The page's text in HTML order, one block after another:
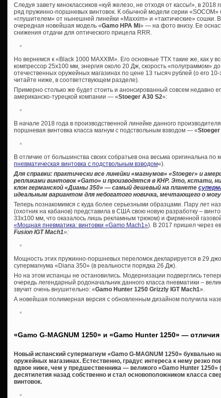
Следуя завету киноклассиков «куй железо, не отходя от кассы!», в
ряд пружинно-поршневых винтовок. К обычной модели серии «SOCOM»
«глушителем» от нынешней линейки «Maxxim» и «тактические» сошки.
очередная новейшая модель «Gamo HPA Mi» — на фото внизу. Ее
снижения отдачи для оптического прицела RRR.
Но вернемся к «Black 1000 MAXXIM». Его основные ТТХ такие же, как у
компрессор 25х100 мм, энергия около 20 Дж, скорость «полуграммом»
отечественных оружейных магазинах по цене 13 тысяч рублей (о его
читайте ниже, в соответствующем разделе).
Примерно столько же будет стоить и анонсированный совсем недавно
американско-турецкой компании — «Stoeger A30 S2«:
В начале 2018 года в производственной линейке данного
поршневая винтовка класса магнум с подствольным взводом — «Stoeger
В отличие от большинства своих собратьев она весьма оригинальна по
пневматическая винтовка с подствольным взводом«).
Для справки: практически все линейки «магнумов» «Stoeger» и
репликами винтовок «Gamo» и производятся в КНР. Это, кстати,
клон германской «Дианы 350» — самый дешевый на планете
идеальным вариантом для небогатого новичка, мечтающего о
Теперь познакомимся с куда более серьезными образцами. Пару лет
(охотник на кабанов) представила в США свою новую разработку –
33х100 мм, что оказалось лишь рекламным трюком) и фирменной
«Мощная пневматика: винтовки «Gamo Maсh1»). В 2017 пришел через
Fusion IGT Mach1»:
Мощность этих пружинно-поршневых переломок декларируется в 29
супермагнума «Diana 350» (в реальности порядка 26 Дж).
Но на этом испанцы не остановились. Модернизации подверглись
очередь легендарный родоначальник данного класса пневматики –
звучит очень внушительно: «Gamo Hunter 1250 Grizzly IGT Mach1».
А новейшая полимерная версия с обновленным дизайном получила
«Gamo G-MAGNUM 1250» и «Gamo Hunter 1250» —
Новый испанский супермагнум «Gamo G-MAGNUM 1250» буквально
оружейных магазинах. Естественно, градус интереса к нему резко
вдвое ниже, чем у предшественника — великого «Gamo Hunter 1250»
десятилетия назад собственно и стал основоположником класса
винтовок.